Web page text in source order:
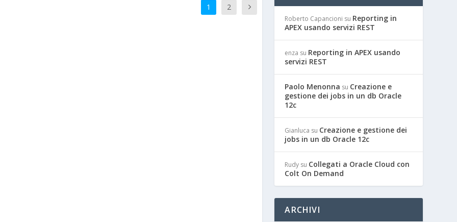
1 2
Roberto Capancioni su Reporting in
APEX usando servizi REST
enza su Reporting in APEX usando
servizi REST
Paolo Menonna su Creazione e
gestione dei jobs in un db Oracle
12c
Gianluca su Creazione e gestione dei
jobs in un db Oracle 12c
Rudy su Collegati a Oracle Cloud con
Colt On Demand
ARCHIVI